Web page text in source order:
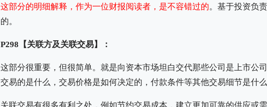
这部分的明细解释，作为一位财报阅读者，是不容错过的。基于投资负
的。
P298【关联方及关联交易】：
这部分很重要，但很简单。就是向资本市场坦白交代那些公司是上市公
交易的是什么，交易价格是如何决定的，付款条件等其他交易细节是什么
关联交易有很多有利之处，例如节约交易成本，建立更加可靠的供应或